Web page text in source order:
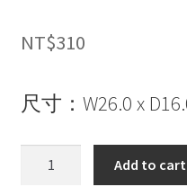
NT$310
尺寸：W26.0 x
Add to cart